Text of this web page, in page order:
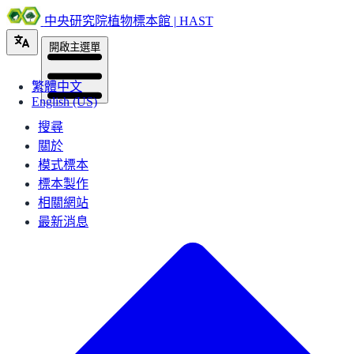
中央研究院植物標本館 | HAST
繁體中文
English (US)
開啟主選單
搜尋
關於
模式標本
標本製作
相關網站
最新消息